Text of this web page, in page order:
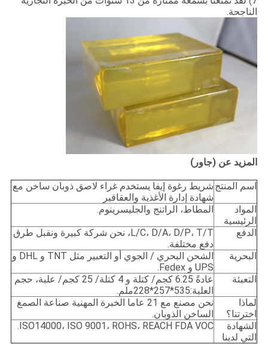
الناجحة.
المزيد عن (جاور)
اسم المنتج شريط رغوة إيفا يستخدم غراء لاصق ذوبان ساخن مع
شهادة إدارة الأغذية والعقاقير
المواد
الرئيسية
المطاط، الراتنج والجليسرينوم.
الدفع
L/C، D/A، D/P، T/T، نحن شركة كبيرة ونقبل طرق
دفع مختلفة.
البحرية
الشحن البحري / الجوي أو التعبير مثل TNT و DHL و
UPS و Fedex.
التعبئة
عادةً 6.25 كجم/ كتلة و 4 كتلة/ 25 كجم/ علبة، حجم
العلبة:535*257*228ملم.
لماذا
اخترتنا؟
نحن مصنع مع 21 عاما الخبرة المهنية صناعة الصمغ
الساخن الذوبان.
الشهادة
التي لدينا
ISO14000، ISO 9001، ROHS، REACH FDA VOC.